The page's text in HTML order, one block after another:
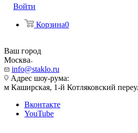
Войти
Корзина0
Ваш город
Москва
info@staklo.ru
Адрес шоу-рума:
м Каширская, 1-й Котляковский
Вконтакте
YouTube